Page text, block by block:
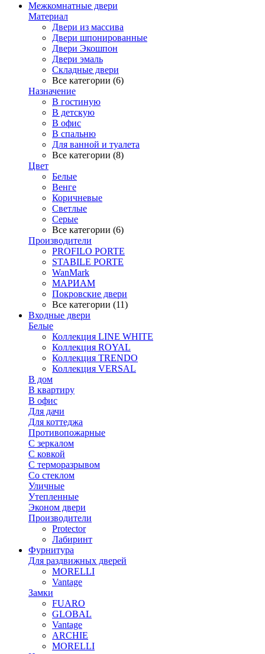
Межкомнатные двери
Материал
Двери из массива
Двери шпонированные
Двери Экошпон
Двери эмаль
Складные двери
Все категории (6)
Назначение
В гостиную
В детскую
В офис
В спальню
Для ванной и туалета
Все категории (8)
Цвет
Белые
Венге
Коричневые
Светлые
Серые
Все категории (6)
Производители
PROFILO PORTE
STABILE PORTE
WanMark
МАРИАМ
Покровские двери
Все категории (11)
Входные двери
Белые
Коллекция LINE WHITE
Коллекция ROYAL
Коллекция TRENDO
Коллекция VERSAL
В дом
В квартиру
В офис
Для дачи
Для коттеджа
Противопожарные
С зеркалом
С ковкой
С терморазрывом
Со стеклом
Уличные
Утепленные
Эконом двери
Производители
Protector
Лабиринт
Фурнитура
Для раздвижных дверей
MORELLI
Vantage
Замки
FUARO
GLOBAL
Vantage
ARCHIE
MORELLI